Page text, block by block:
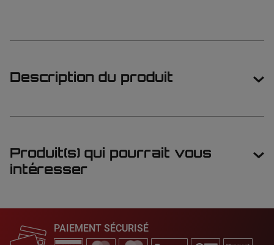
Description du produit
Produit(s) qui pourrait vous
intéresser
PAIEMENT SÉCURISÉ